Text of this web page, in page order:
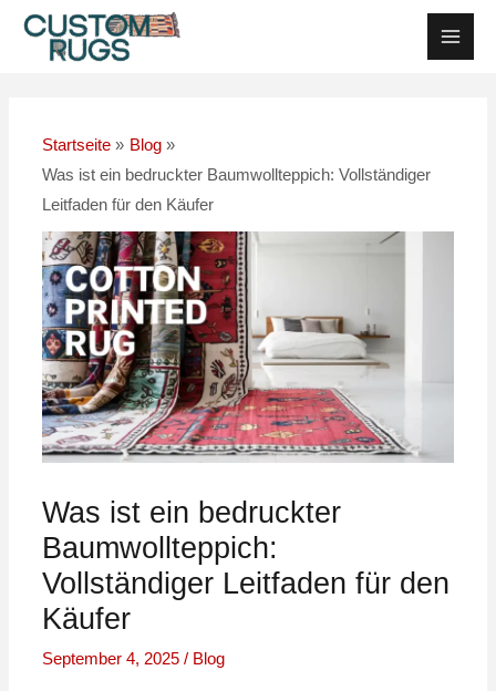
Zum
Inhalt
Startseite
Blog
Was ist ein bedruckter Baumwollteppich: Vollständiger
Leitfaden für den Käufer
Was ist ein bedruckter
Baumwollteppich:
Vollständiger Leitfaden für den
Käufer
September 4, 2025 / Blog
Nach